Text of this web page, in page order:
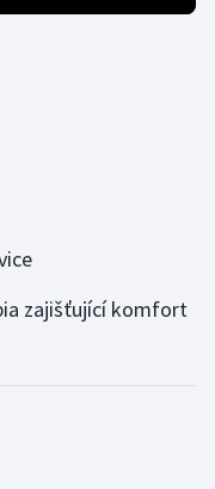
zajišťující komfort